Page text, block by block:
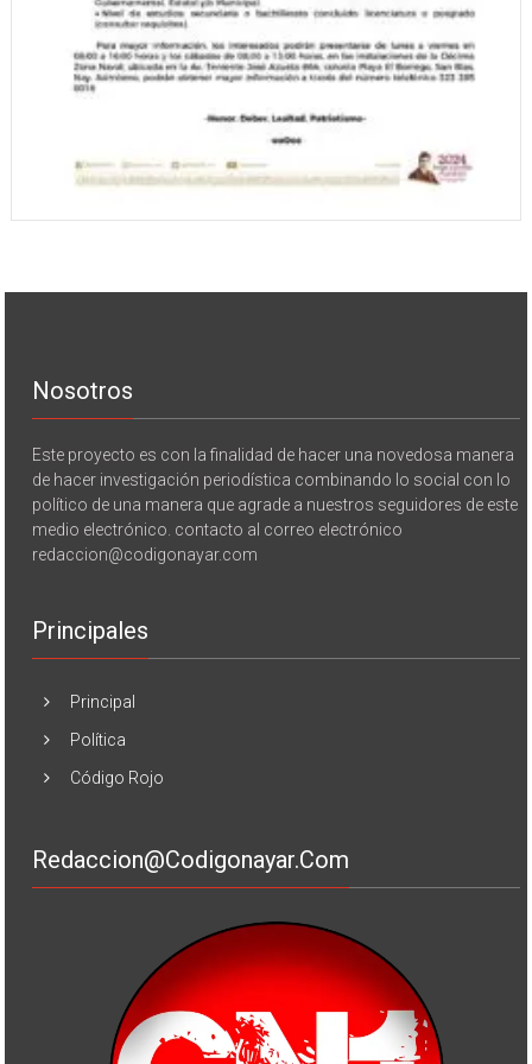
Nosotros
Este proyecto es con la finalidad de hacer una novedosa manera
de hacer investigación periodística combinando lo social con lo
político de una manera que agrade a nuestros seguidores de este
medio electrónico. contacto al correo electrónico
redaccion@codigonayar.com
Principales
Principal
Política
Código Rojo
Redaccion@codigonayar.com